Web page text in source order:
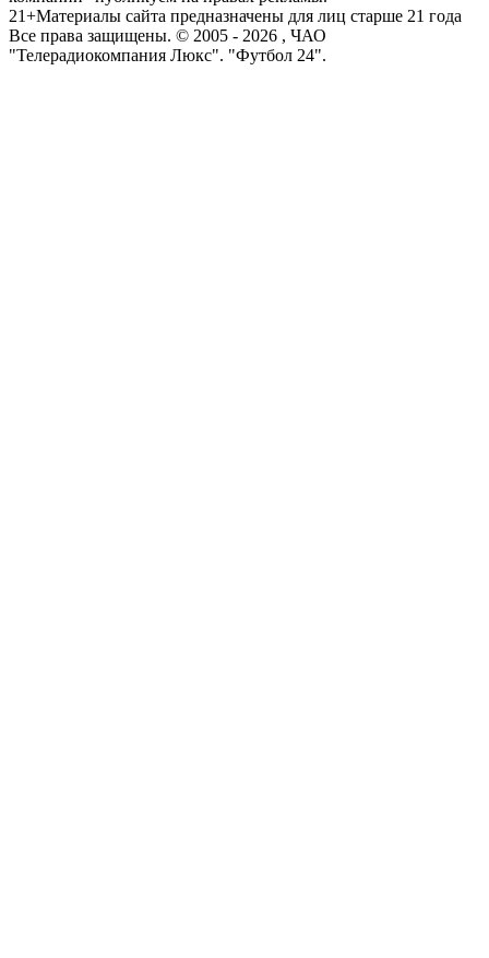
21+Материалы сайта предназначены для лиц старше 21 года
Все права защищены. © 2005 - 2026 , ЧАО
"Телерадиокомпания Люкс". "Футбол 24".